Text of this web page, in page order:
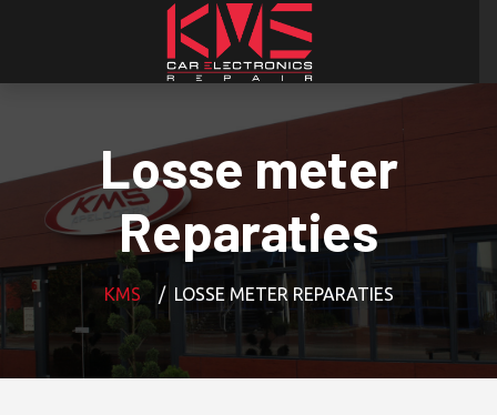
Losse meter
Reparaties
KMS LOSSE METER REPARATIES